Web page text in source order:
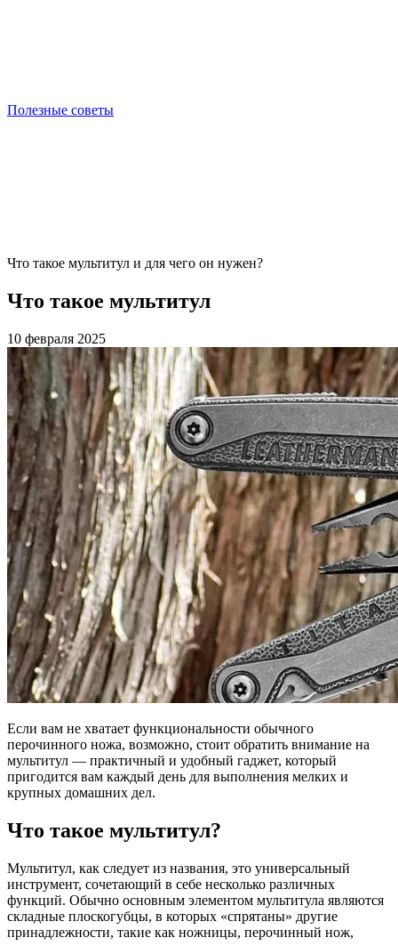
Полезные советы
Что такое мультитул и для чего он нужен?
Что такое мультитул
10 февраля 2025
Если вам не хватает функциональности обычного
перочинного ножа, возможно, стоит обратить внимание на
мультитул — практичный и удобный гаджет, который
пригодится вам каждый день для выполнения мелких и
крупных домашних дел.
Что такое мультитул?
Мультитул, как следует из названия, это универсальный
инструмент, сочетающий в себе несколько различных
функций. Обычно основным элементом мультитула являются
складные плоскогубцы, в которых «спрятаны» другие
принадлежности, такие как ножницы, перочинный нож,